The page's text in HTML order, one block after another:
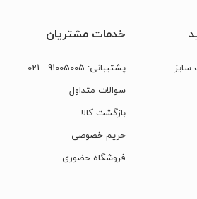
سایز
خدمات مشتریان
پشتیبانی: 91005005
- 021
سوالات متداول
بازگشت کالا
حریم خصوصی
فروشگاه حضوری